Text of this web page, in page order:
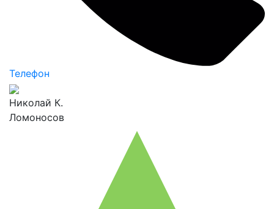
Телефон
Николай К.
Ломоносов